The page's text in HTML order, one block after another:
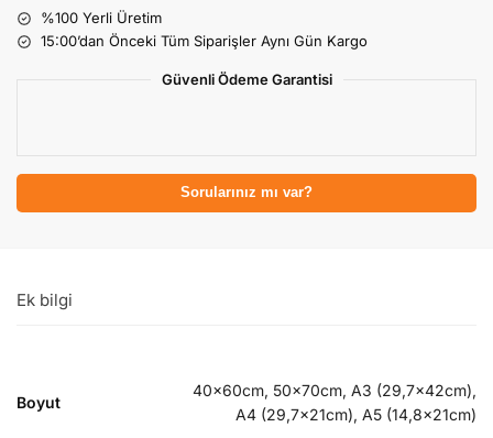
%100 Yerli Üretim
15:00’dan Önceki Tüm Siparişler Aynı Gün Kargo
Güvenli Ödeme Garantisi
Sorularınız mı var?
Ek bilgi
Boyut
40x60cm, 50x70cm, A3 (29,7x42cm),
A4 (29,7x21cm), A5 (14,8x21cm)